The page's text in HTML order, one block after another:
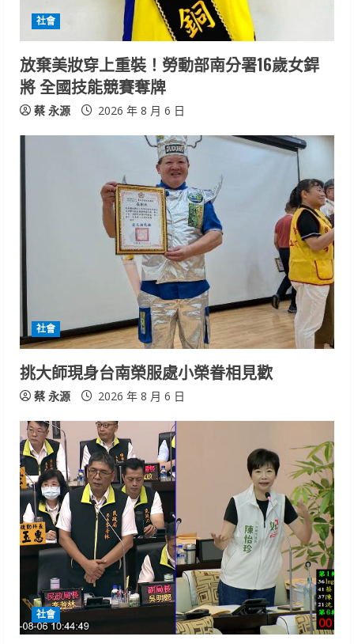
n
g
社會
放棄美妝穿上重裝！勞動部南分署16歲女銲
將 全國技能競賽奪牌
蔡 永源 2026 年 8 月 6 日
社會
挑大師現身台南榮服處小榮眷相見歡
蔡 永源 2026 年 8 月 6 日
社會